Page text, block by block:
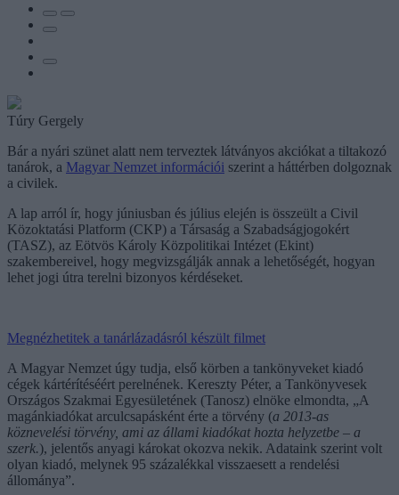
Túry Gergely
Bár a nyári szünet alatt nem terveztek látványos akciókat a tiltakozó
tanárok, a Magyar Nemzet információi szerint a háttérben dolgoznak
a civilek.
A lap arról ír, hogy júniusban és július elején is összeült a Civil
Közoktatási Platform (CKP) a Társaság a Szabadságjogokért
(TASZ), az Eötvös Károly Közpolitikai Intézet (Ekint)
szakembereivel, hogy megvizsgálják annak a lehetőségét, hogyan
lehet jogi útra terelni bizonyos kérdéseket.
Megnézhetitek a tanárlázadásról készült filmet
A Magyar Nemzet úgy tudja, első körben a tankönyveket kiadó
cégek kártérítéséért perelnének. Kereszty Péter, a Tankönyvesek
Országos Szakmai Egyesületének (Tanosz) elnöke elmondta, „A
magánkiadókat arculcsapásként érte a törvény (a 2013-as
köznevelési törvény, ami az állami kiadókat hozta helyzetbe – a
szerk.), jelentős anyagi károkat okozva nekik. Adataink szerint volt
olyan kiadó, melynek 95 százalékkal visszaesett a rendelési
állománya”.